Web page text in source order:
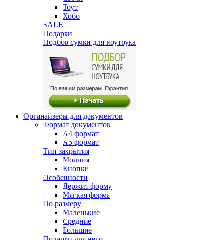
Тоут
Хобо
SALE
Подарки
Подбор сумки для ноутбука
Органайзеры для документов
Формат документов
А4 формат
А5 формат
Тип закрытия
Молния
Кнопки
Особенности
Держит форму
Мягкая форма
По размеру
Маленькие
Средние
Большие